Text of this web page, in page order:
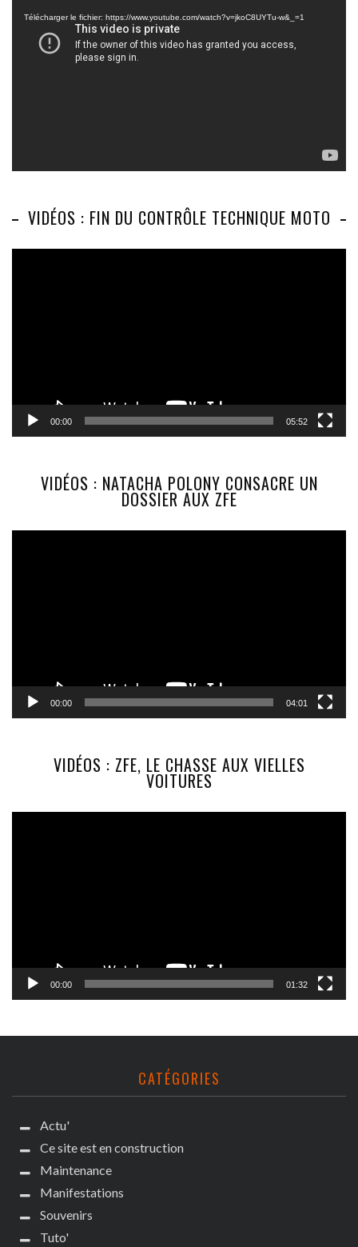
vidéo
Télécharger le fichier: https://www.youtube.com/watch?v=jkoC8UYTu-w&_=1
VIDÉOS : FIN DU CONTRÔLE TECHNIQUE MOTO
00:00 05:52
VIDÉOS : NATACHA POLONY CONSACRE UN
DOSSIER AUX ZFE
00:00 04:01
VIDÉOS : ZFE, LE CHASSE AUX VIELLES
VOITURES
00:00 01:32
CATÉGORIES
Actu'
Ce site est en construction
Maintenance
Manifestations
Souvenirs
Tuto'